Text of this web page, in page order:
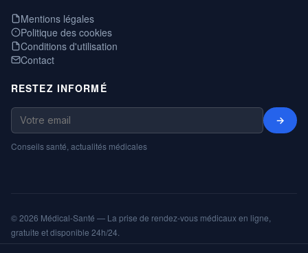
Mentions légales
Politique des cookies
Conditions d'utilisation
Contact
RESTEZ INFORMÉ
→
Conseils santé, actualités médicales
© 2026 Médical-Santé — La prise de rendez-vous médicaux en ligne,
gratuite et disponible 24h/24.